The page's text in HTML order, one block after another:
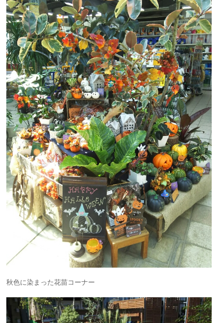
秋色に染まった花苗コーナー